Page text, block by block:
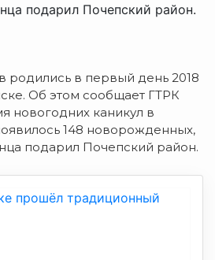
подарил Почепский район.
родились в первый день 2018
Об этом сообщает ГТРК
новогодних каникул в
148 новорожденных,
подарил Почепский район.